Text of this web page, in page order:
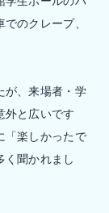
のクレープ、
が、来場者・学
外と広いです
「楽しかったで
く聞かれまし